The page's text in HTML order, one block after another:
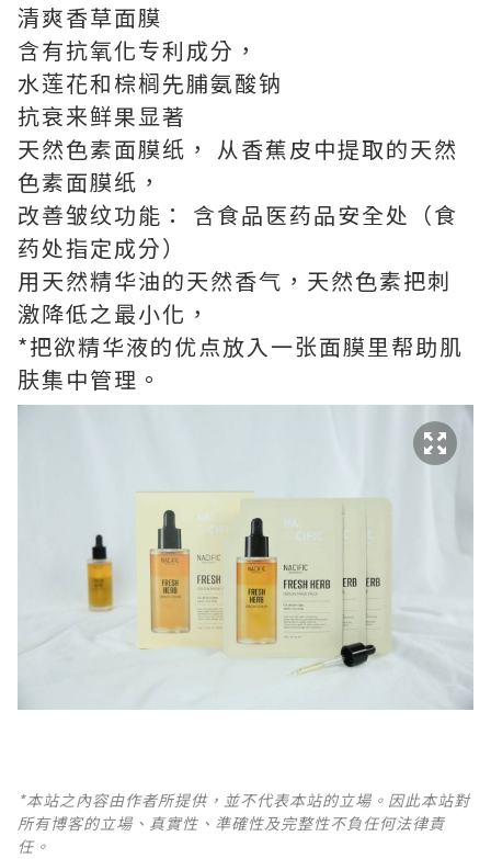
清爽香草面膜
含有抗氧化专利成分，
水莲花和棕榈先脯氨酸钠
抗衰来鲜果显著
天然色素面膜纸， 从香蕉皮中提取的天然
色素面膜纸，
改善皱纹功能： 含食品医药品安全处（食
药处指定成分）
用天然精华油的天然香气，天然色素把刺
激降低之最小化，
*把欲精华液的优点放入一张面膜里帮助肌
肤集中管理。
*本站之內容由作者所提供，並不代表本站的立場。因此本站對
所有博客的立場、真實性、準確性及完整性不負任何法律責
任。